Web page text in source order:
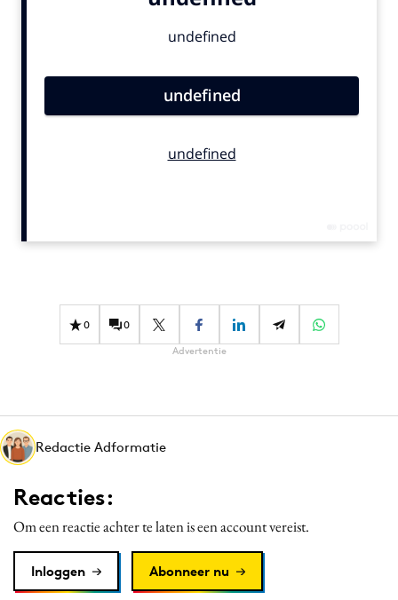
Gedragsverandering
Influencer marketing
Media
Merkstrategie
PR
Programmatic
Purpose Marketing
Reputatie & crisis
0 0
Advertentie
Redactie Adformatie
Reacties:
Om een reactie achter te laten is een account vereist.
Inloggen Abonneer nu